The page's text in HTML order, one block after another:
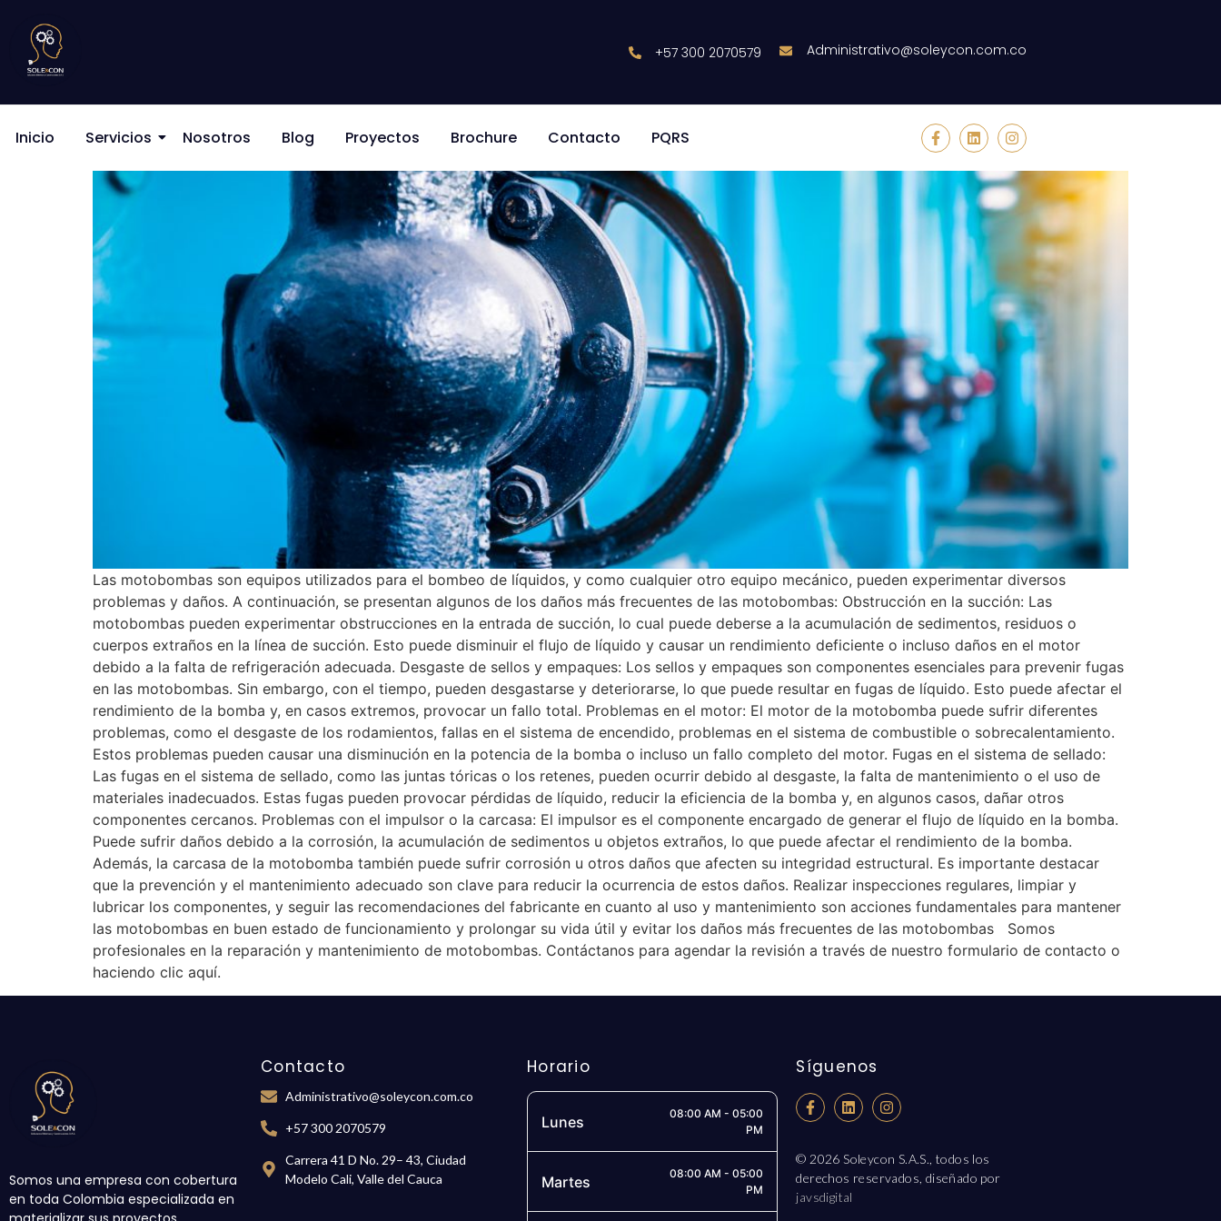
+57 300 2070579 Administrativo@soleycon.com.co
Inicio Servicios Nosotros Blog Proyectos Brochure Contacto PQRS
Las motobombas son equipos utilizados para el bombeo de líquidos, y como cualquier otro equipo mecánico, pueden experimentar diversos
problemas y daños. A continuación, se presentan algunos de los daños más frecuentes de las motobombas: Obstrucción en la succión: Las
motobombas pueden experimentar obstrucciones en la entrada de succión, lo cual puede deberse a la acumulación de sedimentos, residuos o
cuerpos extraños en la línea de succión. Esto puede disminuir el flujo de líquido y causar un rendimiento deficiente o incluso daños en el motor
debido a la falta de refrigeración adecuada. Desgaste de sellos y empaques: Los sellos y empaques son componentes esenciales para prevenir fugas
en las motobombas. Sin embargo, con el tiempo, pueden desgastarse y deteriorarse, lo que puede resultar en fugas de líquido. Esto puede afectar el
rendimiento de la bomba y, en casos extremos, provocar un fallo total. Problemas en el motor: El motor de la motobomba puede sufrir diferentes
problemas, como el desgaste de los rodamientos, fallas en el sistema de encendido, problemas en el sistema de combustible o sobrecalentamiento.
Estos problemas pueden causar una disminución en la potencia de la bomba o incluso un fallo completo del motor. Fugas en el sistema de sellado:
Las fugas en el sistema de sellado, como las juntas tóricas o los retenes, pueden ocurrir debido al desgaste, la falta de mantenimiento o el uso de
materiales inadecuados. Estas fugas pueden provocar pérdidas de líquido, reducir la eficiencia de la bomba y, en algunos casos, dañar otros
componentes cercanos. Problemas con el impulsor o la carcasa: El impulsor es el componente encargado de generar el flujo de líquido en la bomba.
Puede sufrir daños debido a la corrosión, la acumulación de sedimentos u objetos extraños, lo que puede afectar el rendimiento de la bomba.
Además, la carcasa de la motobomba también puede sufrir corrosión u otros daños que afecten su integridad estructural. Es importante destacar
que la prevención y el mantenimiento adecuado son clave para reducir la ocurrencia de estos daños. Realizar inspecciones regulares, limpiar y
lubricar los componentes, y seguir las recomendaciones del fabricante en cuanto al uso y mantenimiento son acciones fundamentales para mantener
las motobombas en buen estado de funcionamiento y prolongar su vida útil y evitar los daños más frecuentes de las motobombas Somos
profesionales en la reparación y mantenimiento de motobombas. Contáctanos para agendar la revisión a través de nuestro formulario de contacto o
haciendo clic aquí.
Somos una empresa con cobertura
en toda Colombia especializada en
Contacto
Administrativo@soleycon.com.co
+57 300 2070579
Carrera 41 D No. 29– 43, Ciudad
Modelo Cali, Valle del Cauca
Horario
Lunes
08:00 AM - 05:00
PM
Martes
08:00 AM - 05:00
PM
Síguenos
© 2026 Soleycon S.A.S., todos los
derechos reservados, diseñado por
javsdigital